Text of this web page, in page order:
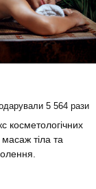
5 564 рази
косметологічних
тіла та